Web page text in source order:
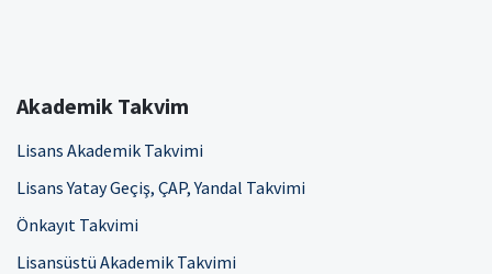
Akademik Takvim
Lisans Akademik Takvimi
Lisans Yatay Geçiş, ÇAP, Yandal Takvimi
Önkayıt Takvimi
Lisansüstü Akademik Takvimi